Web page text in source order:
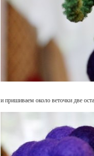
и пришиваем около веточки две